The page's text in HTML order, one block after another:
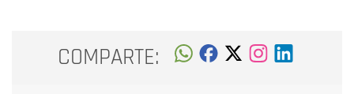
COMPARTE: